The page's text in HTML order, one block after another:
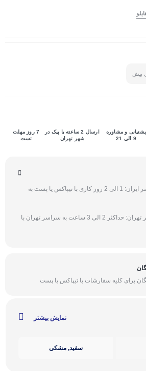
پشتیانی و مشاوره
9 الی 21
ارسال 2 ساعته با پیک در
شهر تهران
7 روز مهلت
تست
ارسال رایگان به سراسر ایران: 1 الی 2 روز کاری با تیپاکس یا پست به
ارسال فوری برای شهر تهران: حداکثر 2 الی 3 ساعت به سراسر تهران با
برای کلیه سفارشات با تیپاکس یا پست
نمایش بیشتر
سفید, مشکی